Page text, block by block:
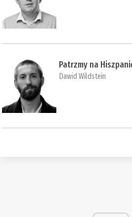
Patrzmy na
Dawid Wildstein